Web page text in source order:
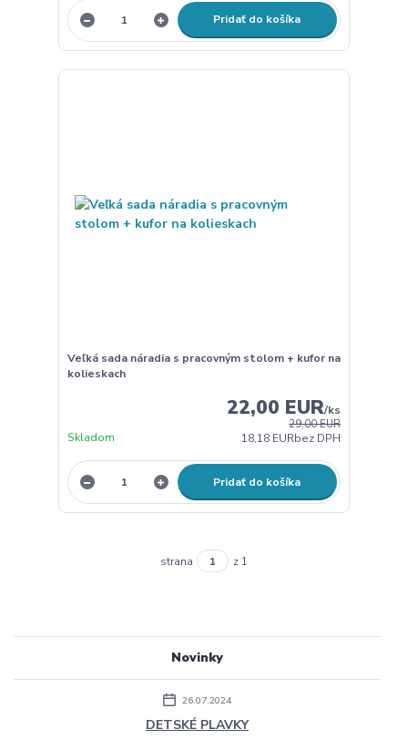
Pridať do košíka
Veľká sada náradia s pracovným stolom + kufor na
kolieskach
29,00 EUR
22,00 EUR/ks
18,18 EURbez DPH
Skladom
Pridať do košíka
strana z 1
Novinky
26.07.2024
DETSKÉ PLAVKY